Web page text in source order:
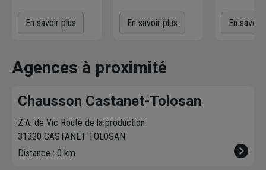
voulez! L'agence
Chausson qui
vous contacte pour
fixer le meilleur
livraison. Bonus :
Nous livrons jusqu'au
7ème étage.
En savoir plus
Commandez
directement les
dans votre agence
sur chausson.fr.
heure plus tard.
En savoir plus
l'agence
En savoir
Agences à proximité
Chausson Castanet-Tolosan
Z.A. de Vic Route de la production
31320 CASTANET TOLOSAN
Distance : 0 km